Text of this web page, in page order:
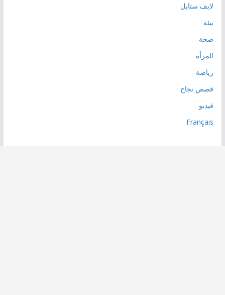
لايف ستايل
بيئة
صحة
المرأة
رياضة
قصص نجاح
فيديو
Français